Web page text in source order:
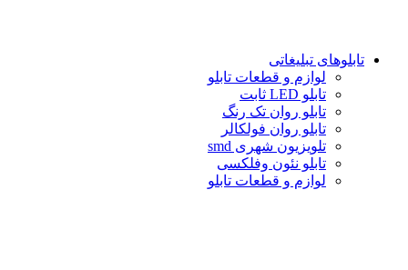
تابلوهاى تبلیغاتى
لوازم و قطعات تابلو
تابلو LED ثابت
تابلو روان تک رنگ
تابلو روان فولكالر
تلويزيون شهرى smd
تابلو نئون وفلکسی
لوازم و قطعات تابلو